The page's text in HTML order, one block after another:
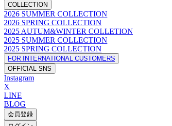
COLLECTION
2026 SUMMER COLLECTION
2026 SPRING COLLECTION
2025 AUTUM&WINTER COLLETION
2025 SUMMER COLLECTION
2025 SPRING COLLECTION
FOR INTERNATIONAL CUSTOMERS
OFFICIAL SNS
Instagram
X
LINE
BLOG
会員登録